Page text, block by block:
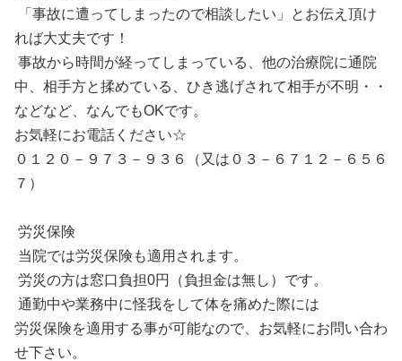
「事故に遭ってしまったので相談したい」とお伝え頂け
れば大丈夫です！
事故から時間が経ってしまっている、他の治療院に通院
中、相手方と揉めている、ひき逃げされて相手が不明・・
などなど、なんでもOKです。
お気軽にお電話ください☆
０１２０－９７３－９３６（又は０３－６７１２－６５６
７）
労災保険
当院では労災保険も適用されます。
労災の方は窓口負担0円（負担金は無し）です。
通勤中や業務中に怪我をして体を痛めた際には
労災保険を適用する事が可能なので、お気軽にお問い合わ
せ下さい。